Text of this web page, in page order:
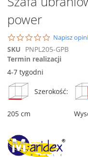
na
początek
galerii
power
0.0
star
rating
Napisz
SKU PNPL205-GPB
Termin realizacji
4-7 tygodni
Szerokość:
205 cm